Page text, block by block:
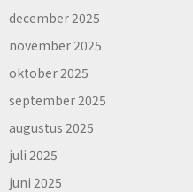
december 2025
november 2025
oktober 2025
september 2025
augustus 2025
juli 2025
juni 2025